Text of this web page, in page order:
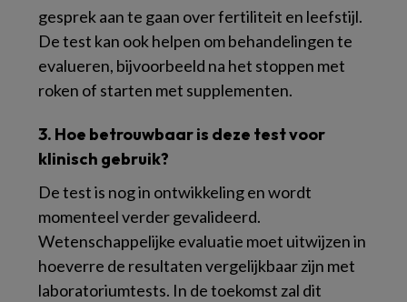
gesprek aan te gaan over fertiliteit en leefstijl.
De test kan ook helpen om behandelingen te
evalueren, bijvoorbeeld na het stoppen met
roken of starten met supplementen.
3. Hoe betrouwbaar is deze test voor
klinisch gebruik?
De test is nog in ontwikkeling en wordt
momenteel verder gevalideerd.
Wetenschappelijke evaluatie moet uitwijzen in
hoeverre de resultaten vergelijkbaar zijn met
laboratoriumtests. In de toekomst zal dit